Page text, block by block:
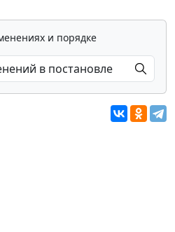
и порядке